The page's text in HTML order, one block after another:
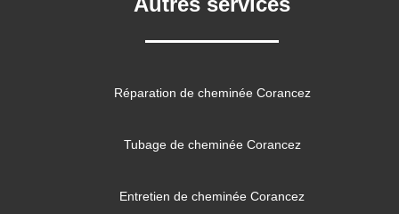
Réparation de cheminée Corancez
Tubage de cheminée Corancez
Entretien de cheminée Corancez